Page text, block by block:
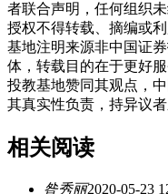
者联合声明，任何组织
授权不得转载、摘编或
基地注明来源非中国证
体，转载目的在于更好
投教基地赞同其观点，
其真实性负责，持异议
相关阅读
昝秀丽2020-05-23